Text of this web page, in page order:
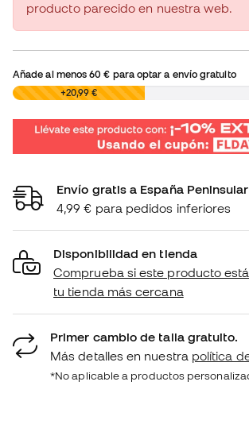
producto parecido en nuestra web.
Añade al menos60 € para optar a envío gratuito
0,00 € +20,99 €
Envío gratis a España
4,99 € para pedidos inferiores
Disponibilidad en tienda
Comprueba si este producto
tu tienda más cercana
Primer cambio de talla gratuito.
Más detalles en nuestra política
*No aplicable a productos